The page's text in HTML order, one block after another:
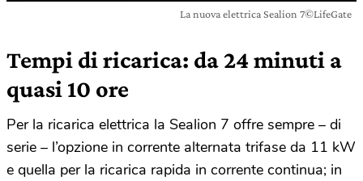
La nuova elettrica Sealion 7©LifeGate
Tempi di ricarica: da 24 minuti a
quasi 10 ore
Per la ricarica elettrica la Sealion 7 offre sempre – di
serie – l’opzione in corrente alternata trifase da 11 kW
e quella per la ricarica rapida in corrente continua; in